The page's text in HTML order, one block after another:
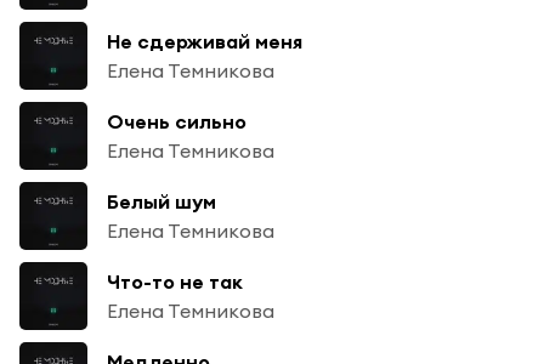
Не сдерживай меня
Елена Темникова
Очень сильно
Елена Темникова
Белый шум
Елена Темникова
Что-то не так
Елена Темникова